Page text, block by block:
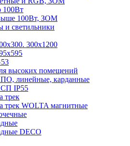
100Вт
100Вт, ЗОМ
и светильники
300х1200
высоких помещений
линейные, карданные
IP55
трек
трек WOLTA магнитные
DECO